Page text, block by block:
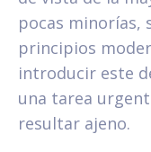
pocas minorías,
principios
introducir este
una tarea
resultar ajeno.